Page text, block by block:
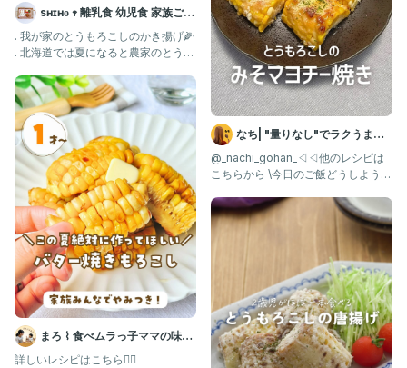
sʜɪʜᴏ 𖥧 離乳食 幼児食 家族ごは
ん
. 我が家のとうもろこしのかき揚げ🌽
. 北海道では夏になると農家のとうも
まろ ⌇ 食べムラっ子ママの味方
| 幼児食1歳〜
詳しいレシピはこちら👇🏻
なち| "量りなし"でラクうまご
はん
@_nachi_gohan_◁◁他のレシピは
こちらから \今日のご飯どうしよう？